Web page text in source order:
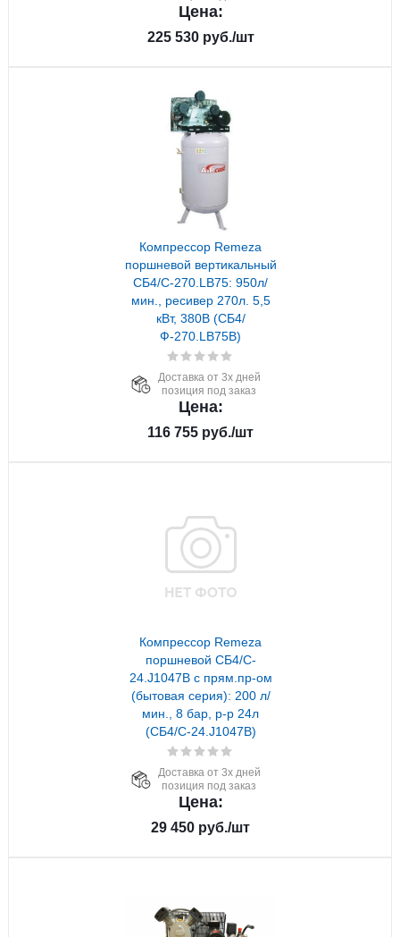
Цена:
225 530руб./шт
Компрессор Remeza
поршневой вертикальный
СБ4/С-270.LB75: 950л/
мин., ресивер 270л. 5,5
кВт, 380В (СБ4/
Ф-270.LB75В)
Доставка от 3х дней
позиция под заказ
Цена:
116 755 руб./шт
Компрессор Remeza
поршневой СБ4/C-
24.J1047B с прям.пр-ом
(бытовая серия): 200 л/
мин., 8 бар, р-р 24л
(СБ4/C-24.J1047B)
Доставка от 3х дней
позиция под заказ
Цена:
29 450 руб./шт